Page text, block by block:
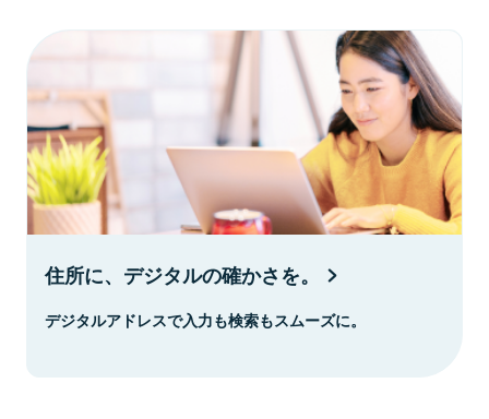
住所に、デジタルの確かさを。
デジタルアドレスで入力も検索もスムーズに。